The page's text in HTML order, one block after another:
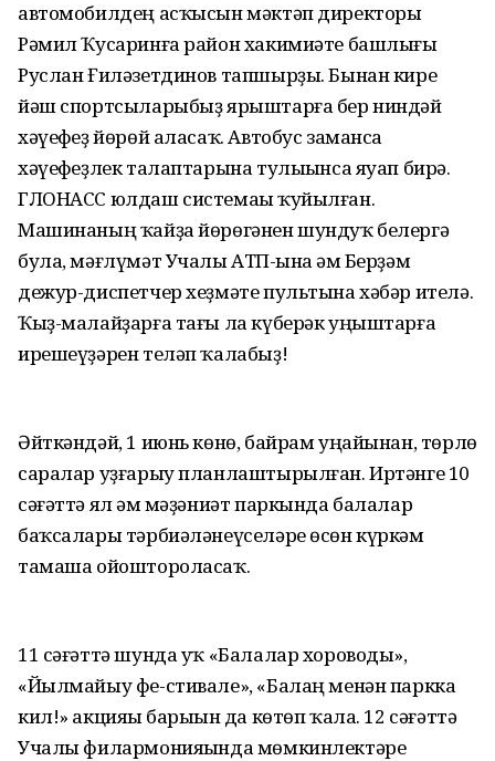
автомобилдең асҡысын мәктәп директоры
Рәмил Ҡусаринға район хакимиәте башлығы
Руслан Ғиләзетдинов тапшырҙы. Бынан кире
йәш спортсыларыбыҙ ярыштарға бер ниндәй
хәүефһеҙ йөрөй аласаҡ. Автобус заманса
хәүефһеҙлек талаптарына тулыһынса яуап бирә.
ГЛОНАСС юлдаш системаһы ҡуйылған.
Машинаның ҡайҙа йөрөгәнен шундуҡ белергә
була, мәғлүмәт Учалы АТП-һына һәм Берҙәм
дежур-диспетчер хеҙмәте пультына хәбәр ителә.
Ҡыҙ-малайҙарға тағы ла күберәк уңыштарға
ирешеүҙәрен теләп ҡалабыҙ!
Әйткәндәй, 1 июнь көнө, байрам уңайынан, төрлө
саралар уҙғарыу планлаштырылған. Иртәнге 10
сәғәттә ял һәм мәҙәниәт паркында балалар
баҡсалары тәрбиәләнеүселәре өсөн күркәм
тамаша ойоштороласаҡ.
11 сәғәттә шунда уҡ «Балалар хороводы»,
«Йылмайыу фе-стивале», «Балаң менән паркка
кил!» акцияһы барыһын да көтөп ҡала. 12 сәғәттә
Учалы филармонияһында мөмкинлектәре